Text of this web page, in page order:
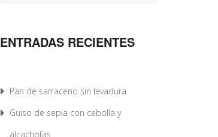
ENTRADAS RECIENTES
Pan de sarraceno sin levadura
Guiso de sepia con cebolla y
alcachofas